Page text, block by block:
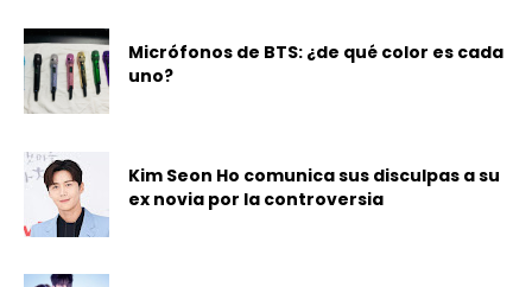
Micrófonos de BTS: ¿de qué color es cada
uno?
Kim Seon Ho comunica sus disculpas a su
ex novia por la controversia